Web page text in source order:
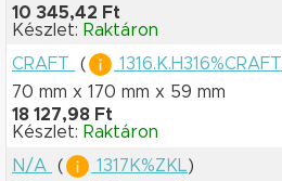
10 345,42 Ft
Készlet: Raktáron
CRAFT
( 1316.K.H316%CRAFT
70 mm x 170 mm x 59 mm
18 127,98 Ft
Készlet: Raktáron
N/A
( 1317K%ZKL)